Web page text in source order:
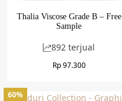
Thalia Viscose Grade B – Free
Sample
892 terjual
Rp97.300
60%